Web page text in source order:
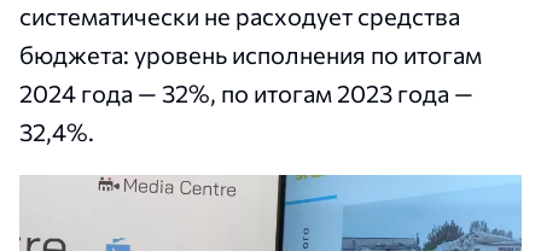
систематически не расходует средства
бюджета: уровень исполнения по итогам
2024 года — 32%, по итогам 2023 года —
32,4%.